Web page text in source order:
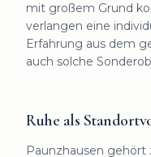
mit großem Grund
verlangen eine
Erfahrung aus dem
auch solche
Ruhe als
Paunzhausen